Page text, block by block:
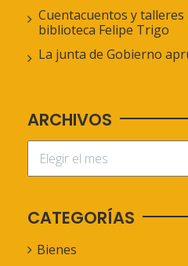
Cuentacuentos y
biblioteca Felipe Trigo
La junta de Gobierno
ARCHIVOS
CATEGORÍAS
Bienes